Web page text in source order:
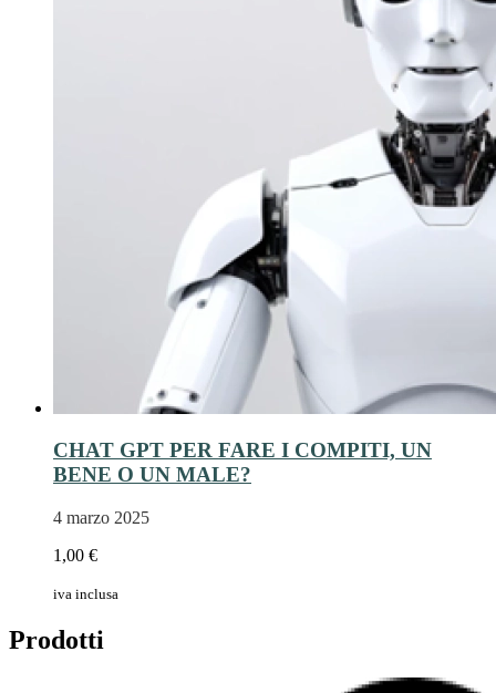
CHAT GPT PER FARE I COMPITI, UN
BENE O UN MALE?
4 marzo 2025
1,00 €
iva inclusa
Prodotti